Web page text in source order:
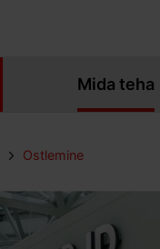
Mida teha
Ostlemine